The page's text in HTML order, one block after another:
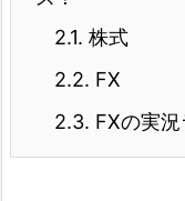
2.1. 株式
2.2. FX
2.3. FXの実